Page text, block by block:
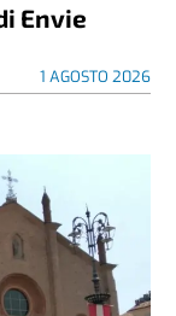
Envie
1 AGOSTO 2026